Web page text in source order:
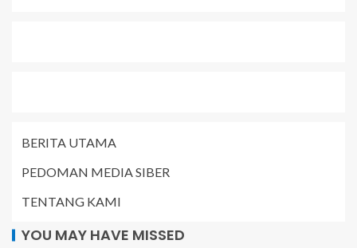
BERITA UTAMA
PEDOMAN MEDIA SIBER
TENTANG KAMI
YOU MAY HAVE MISSED